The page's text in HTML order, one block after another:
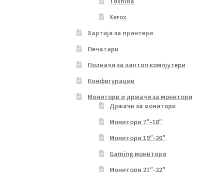
Xerox
Хартија за принтери
Печатари
Полначи за лаптоп компјутери
Конфигурации
Монитори и држачи за монитори
Држачи за монитори
Монитори 7″-18″
Монитори 19″-20″
Gaming монитори
Монитори 21″-22″